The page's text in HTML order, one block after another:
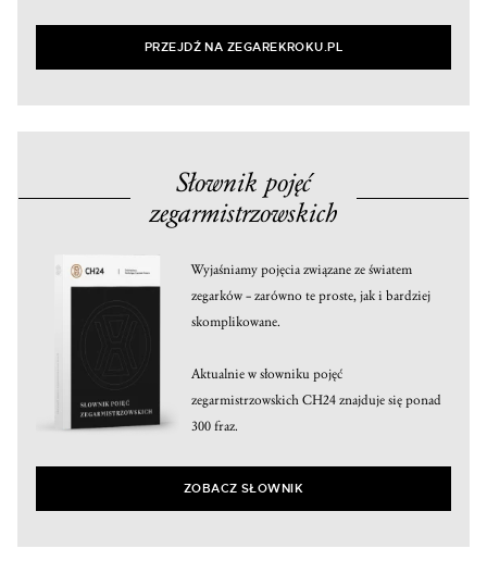
PRZEJDŹ NA ZEGAREKROKU.PL
Słownik pojęć
zegarmistrzowskich
Wyjaśniamy pojęcia związane ze światem
zegarków – zarówno te proste, jak i bardziej
skomplikowane.
Aktualnie w słowniku pojęć
zegarmistrzowskich CH24 znajduje się ponad
300 fraz.
ZOBACZ SŁOWNIK